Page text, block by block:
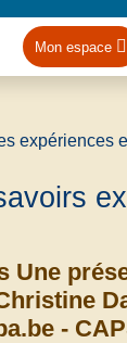
Mon espace
Une
-